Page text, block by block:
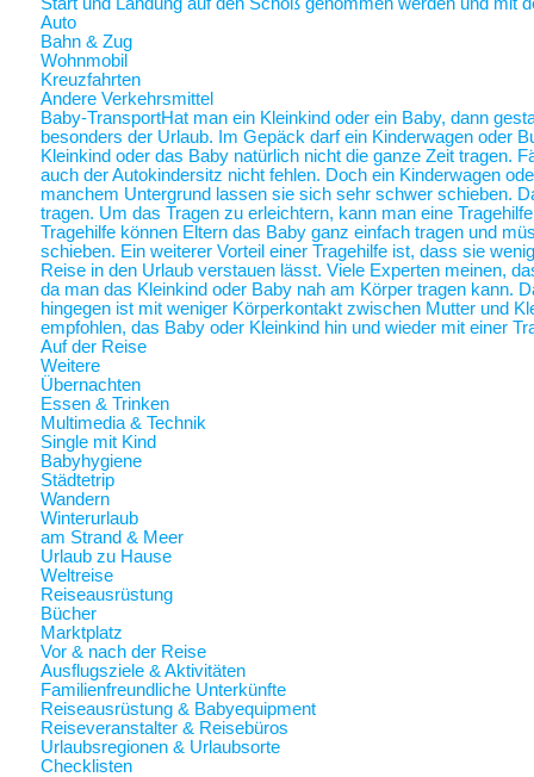
Auto
Bahn & Zug
Wohnmobil
Kreuzfahrten
Andere Verkehrsmittel
Baby-TransportHat man ein Kleinkind oder ein Baby, dann
besonders der Urlaub. Im Gepäck darf ein Kinderwagen oder
Kleinkind oder das Baby natürlich nicht die ganze Zeit tragen.
auch der Autokindersitz nicht fehlen. Doch ein Kinderwagen
manchem Untergrund lassen sie sich sehr schwer schieben.
tragen. Um das Tragen zu erleichtern, kann man eine
Tragehilfe können Eltern das Baby ganz einfach tragen und
schieben. Ein weiterer Vorteil einer Tragehilfe ist, dass sie
Reise in den Urlaub verstauen lässt. Viele Experten meinen,
da man das Kleinkind oder Baby nah am Körper tragen kann.
hingegen ist mit weniger Körperkontakt zwischen Mutter und
empfohlen, das Baby oder Kleinkind hin und wieder mit einer
Auf der Reise
Weitere
Übernachten
Essen & Trinken
Multimedia & Technik
Single mit Kind
Babyhygiene
Städtetrip
Wandern
Winterurlaub
am Strand & Meer
Urlaub zu Hause
Weltreise
Reiseausrüstung
Bücher
Marktplatz
Vor & nach der Reise
Ausflugsziele & Aktivitäten
Familienfreundliche Unterkünfte
Reiseausrüstung & Babyequipment
Reiseveranstalter & Reisebüros
Urlaubsregionen & Urlaubsorte
Checklisten